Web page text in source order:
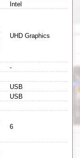
Intel
UHD Graphics
-
USB
USB
6